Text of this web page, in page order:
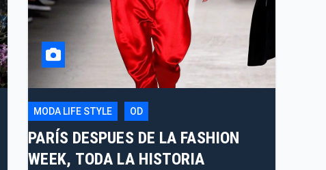
MODA LIFE STYLE OD
PARÍS DESPUES DE LA FASHION
WEEK, TODA LA HISTORIA